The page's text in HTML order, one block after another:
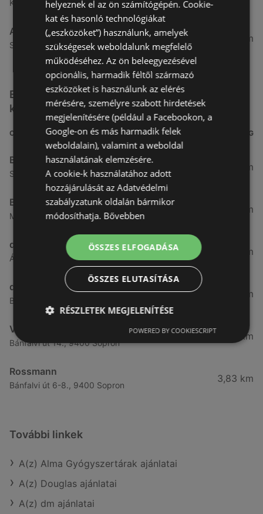
Kertekalja u. 1, 9437 Hegykő
Alma Gyógyszertárak
Szabadság u. 31, 9431 Fertőd
27,8 km
Egyéb Kozmetikumok és Drogéria üzletek a
közelben
CÍM TÁVOLSÁG
Benu Gyógyszertárak
Soproni utca 18., 9423 Ágfalva
0,27 km
Benu Gyógyszertárak
Malompatak U.10, 9400 Sopron
2,55 km
dm
Ágfalvi út 4, 9400, 9400 Sopron
3,26 km
dm
Besenyő u. 23, 9400 Sopron
3,28 km
Vianni
Bánfalvi út 14., 9400 Sopron
3,57 km
Rossmann
Bánfalvi út 6-8., 9400 Sopron
3,83 km
További linkek
A(z) Alma Gyógyszertárak ajánlatai
A(z) Douglas ajánlatai
A(z) dm ajánlatai
helyeznek el az ön számítógépén. Cookie-
kat és hasonló technológiákat
(„eszközöket”) használunk, amelyek
szükségesek weboldalunk megfelelő
működéséhez. Az ön beleegyezésével
opcionális, harmadik féltől származó
eszközöket is használunk az elérés
mérésére, személyre szabott hirdetések
megjelenítésére (például a Facebookon, a
Google-on és más harmadik felek
weboldalain), valamint a weboldal
használatának elemzésére.
A cookie-k használatához adott
hozzájárulását az Adatvédelmi
szabályzatunk oldalán bármikor
módosíthatja. Bővebben
ÖSSZES ELFOGADÁSA
ÖSSZES ELUTASÍTÁSA
RÉSZLETEK MEGJELENÍTÉSE
POWERED BY COOKIESCRIPT